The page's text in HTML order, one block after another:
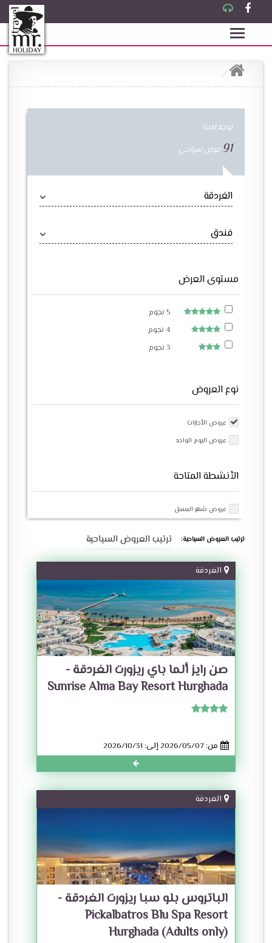
يوجد لدينا
91 عرض سياحي
الغردقة
فندق
مستوى العرض
5 نجوم
4 نجوم
3 نجوم
نوع العروض
عروض الأجازات
عروض اليوم الواحد
الأنشطة المتاحة
عروض شهر العسل
ترتيب العروض السياحية: ترتيب العروض السياحية
الغردقة
صن رايز ألما باي ريزورت الغردقة -
Sunrise Alma Bay Resort Hurghada
من: 2026/05/07 إلى: 2026/10/31
الغردقة
الباتروس بلو سبا ريزورت الغردقة -
Pickalbatros Blu Spa Resort
Hurghada (Adults only)